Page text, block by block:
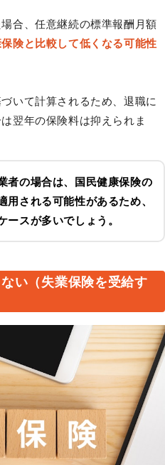
合、任意継続の標準報酬月額
険と比較して低くなる可能性
いて計算されるため、退職に
翌年の保険料は抑えられま
者の場合は、国民健康保険の
用される可能性があるため、
ースが多いでしょう。
い（失業保険を受給す